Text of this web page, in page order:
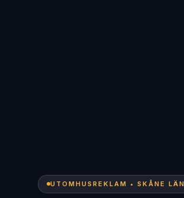
UTOMHUSREKLAM • SKÅNE LÄN